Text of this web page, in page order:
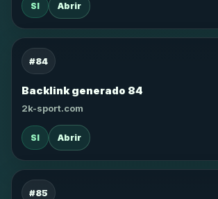
SI Abrir
#84
Backlink generado 84
2k-sport.com
SI Abrir
#85